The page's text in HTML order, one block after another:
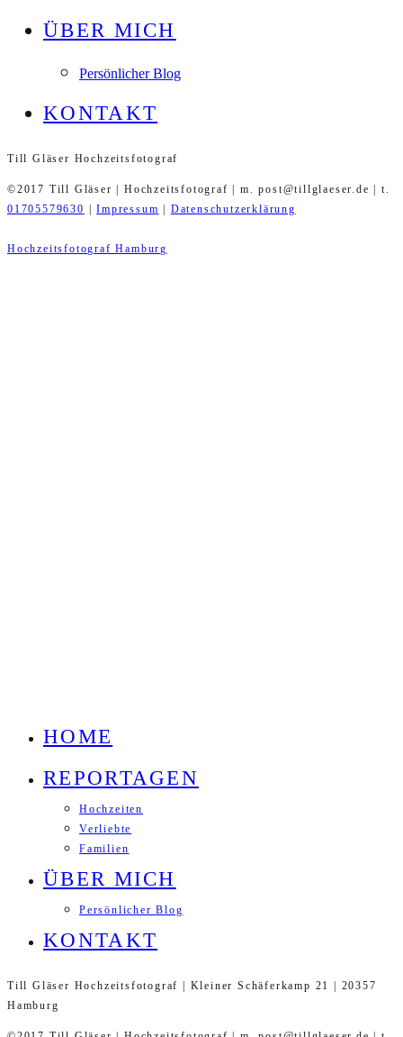
ÜBER MICH
Persönlicher Blog
KONTAKT
Till Gläser Hochzeitsfotograf
©2017 Till Gläser | Hochzeitsfotograf | m. post@tillglaeser.de | t.
01705579630
|Impressum Datenschutzerklärung
Hochzeitsfotograf Hamburg
HOME
REPORTAGEN
Hochzeiten
Verliebte
Familien
ÜBER MICH
Persönlicher Blog
KONTAKT
Till Gläser Hochzeitsfotograf | Kleiner Schäferkamp 21 | 20357
Hamburg